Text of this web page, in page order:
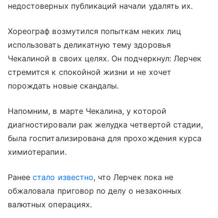
недостоверных публикаций начали удалять их.
Хореограф возмутился попыткам неких лиц
использовать деликатную тему здоровья
Чекалиной в своих целях. Он подчеркнул: Лерчек
стремится к спокойной жизни и не хочет
порождать новые скандалы.
Напомним, в марте Чекалина, у которой
диагностировали рак желудка четвертой стадии,
была госпитализирована для прохождения курса
химиотерапии.
Ранеестало известно, что Лерчек пока не
обжаловала приговор по делу о незаконных
валютных операциях.